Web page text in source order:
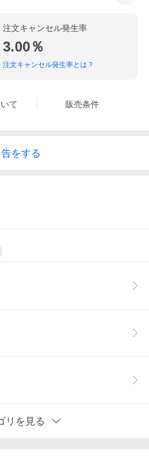
注文キャンセル発生率
3.00％
注文キャンセル発生率とは？
て 販売条件
をする
リを見る